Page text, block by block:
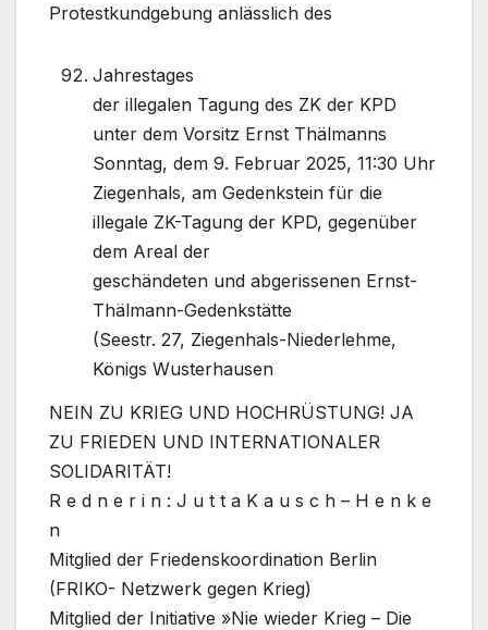
Protestkundgebung anlässlich des
Jahrestages
der illegalen Tagung des ZK der KPD
unter dem Vorsitz Ernst Thälmanns
Sonntag, dem 9. Februar 2025, 11:30 Uhr
Ziegenhals, am Gedenkstein für die
illegale ZK-Tagung der KPD, gegenüber
dem Areal der
geschändeten und abgerissenen Ernst-
Thälmann-Gedenkstätte
(Seestr. 27, Ziegenhals-Niederlehme,
Königs Wusterhausen
NEIN ZU KRIEG UND HOCHRÜSTUNG! JA
ZU FRIEDEN UND INTERNATIONALER
SOLIDARITÄT!
R e d n e r i n : J u t t a K a u s c h – H e n k e
n
Mitglied der Friedenskoordination Berlin
(FRIKO- Netzwerk gegen Krieg)
Mitglied der Initiative »Nie wieder Krieg – Die